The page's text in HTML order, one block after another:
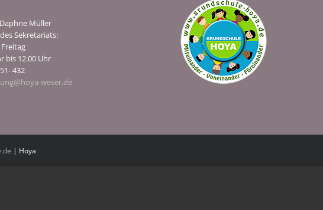
Müller
Sekretariats:
bis 12.00 Uhr
432
weser.de
| Hoya